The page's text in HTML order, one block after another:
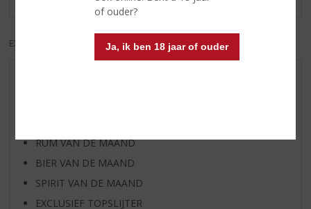
of ouder?
Ja, ik ben 18 jaar of ouder
EXCL. BTW INCL. BTW
RUM VAN DE MAAND
BIER VAN DE MAAND
SPIRIT VAN DE MAAND
EXCLUSIEF TOPSLIJTER